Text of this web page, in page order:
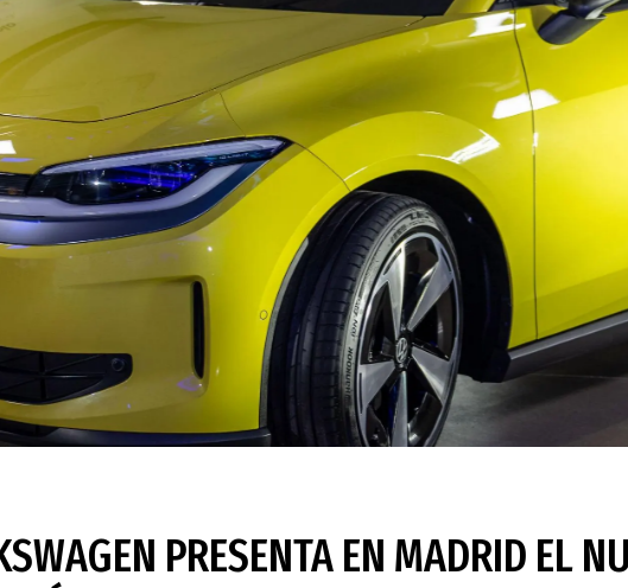
PRESENTA EN MADRID EL